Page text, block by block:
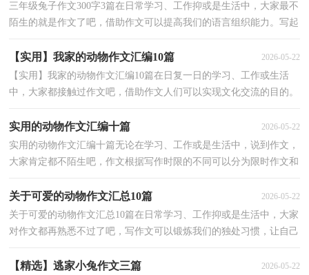
三年级兔子作文300字3篇在日常学习、工作抑或是生活中，大家最不
陌生的就是作文了吧，借助作文可以提高我们的语言组织能力。写起
【实用】我家的动物作文汇编10篇 2026-05-22
【实用】我家的动物作文汇编10篇在日复一日的学习、工作或生活
中，大家都接触过作文吧，借助作文人们可以实现文化交流的目的。
实用的动物作文汇编十篇 2026-05-22
实用的动物作文汇编十篇无论在学习、工作或是生活中，说到作文，
大家肯定都不陌生吧，作文根据写作时限的不同可以分为限时作文和
关于可爱的动物作文汇总10篇 2026-05-22
关于可爱的动物作文汇总10篇在日常学习、工作抑或是生活中，大家
对作文都再熟悉不过了吧，写作文可以锻炼我们的独处习惯，让自己
【精选】逃家小兔作文三篇 2026-05-22